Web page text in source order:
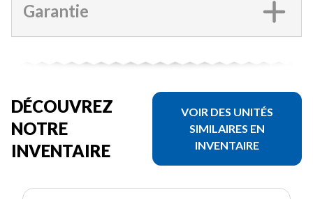
Garantie
DÉCOUVREZ
NOTRE
INVENTAIRE
VOIR DES UNITÉS
SIMILAIRES EN
INVENTAIRE